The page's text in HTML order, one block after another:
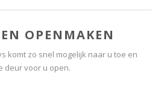
OPENMAKEN
komt zo snel mogelijk naar u toe en
deur voor u open.